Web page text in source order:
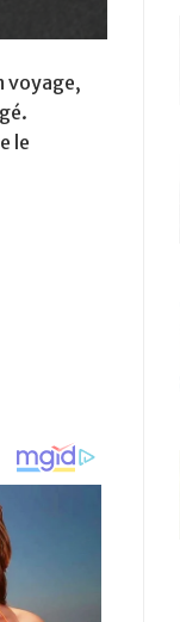
voyage,
le